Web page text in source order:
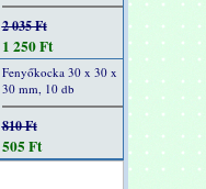
2 035 Ft
1 250 Ft
Fenyőkocka 30 x 30 x
30 mm, 10 db
810 Ft
505 Ft